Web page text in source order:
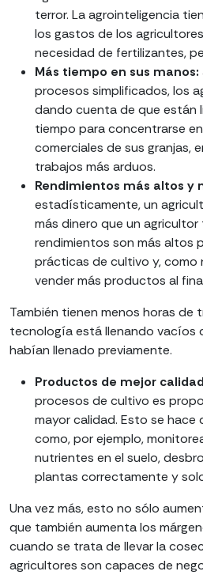
terror. La agrointeligencia
los gastos de los
necesidad de fertilizantes,
Más tiempo en sus manos:
procesos simplificados, los
dando cuenta de que están
tiempo para concentrarse
comerciales de sus granjas,
trabajos más arduos.
Rendimientos más altos y
estadísticamente, un
más dinero que un agricultor
rendimientos son más altos
prácticas de cultivo y, como
vender más productos al
También tienen menos horas de
tecnología está llenando vacíos
habían llenado previamente.
Productos de mejor
procesos de cultivo es
mayor calidad. Esto se hace
como, por ejemplo,
nutrientes en el suelo,
plantas correctamente y
Una vez más, esto no sólo
que también aumenta los
cuando se trata de llevar la
agricultores son capaces de